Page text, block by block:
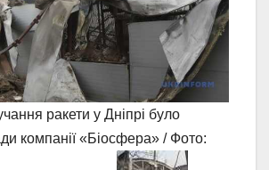
ракети у Дніпрі було
компанії «Біосфера» / Фото: